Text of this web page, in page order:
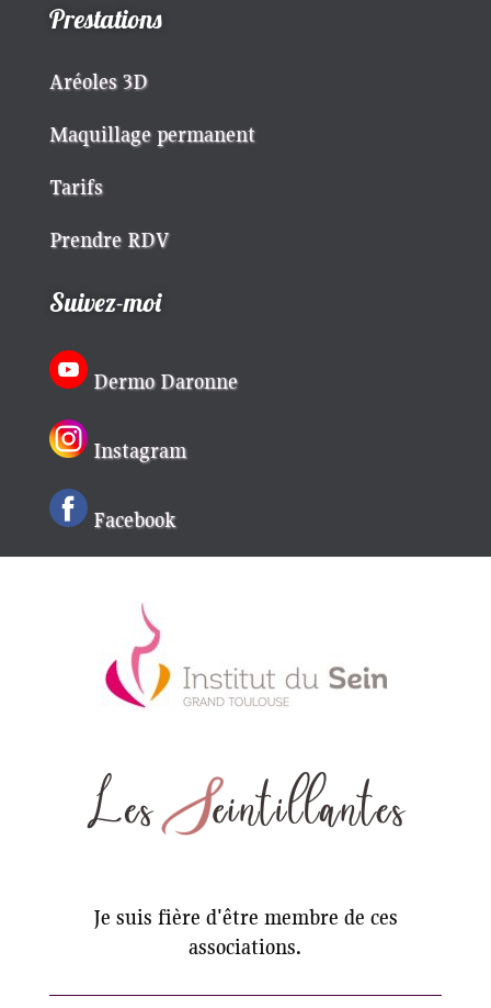
Prestations
Aréoles 3D
Maquillage permanent
Tarifs
Prendre RDV
Suivez-moi
Dermo Daronne
Instagram
Facebook
Je suis fière d'être membre de ces
associations.